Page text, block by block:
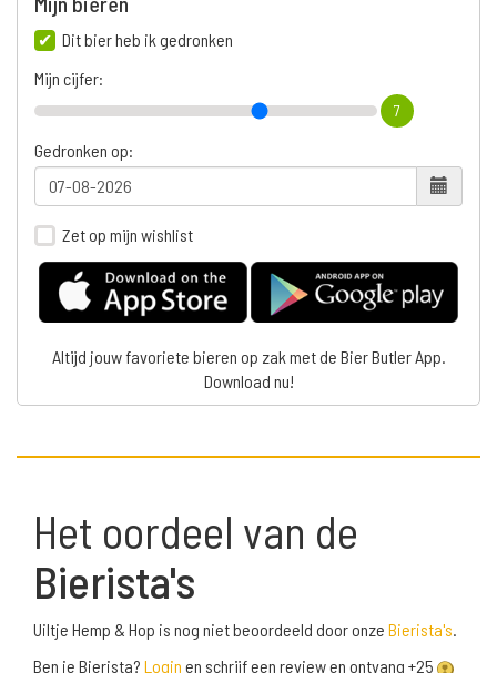
Dit bier heb ik gedronken
Mijn cijfer:
7
Gedronken op:
Zet op mijn wishlist
Altijd jouw favoriete bieren op zak met de Bier Butler App.
Download nu!
Het oordeel van de
Bierista's
Uiltje Hemp & Hop is nog niet beoordeeld door onze Bierista's.
Ben je Bierista? Login en schrijf een review en ontvang +25